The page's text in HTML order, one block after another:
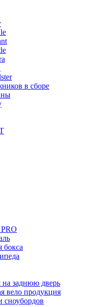
в сборе
бокса
на заднюю дверь
вело продукция